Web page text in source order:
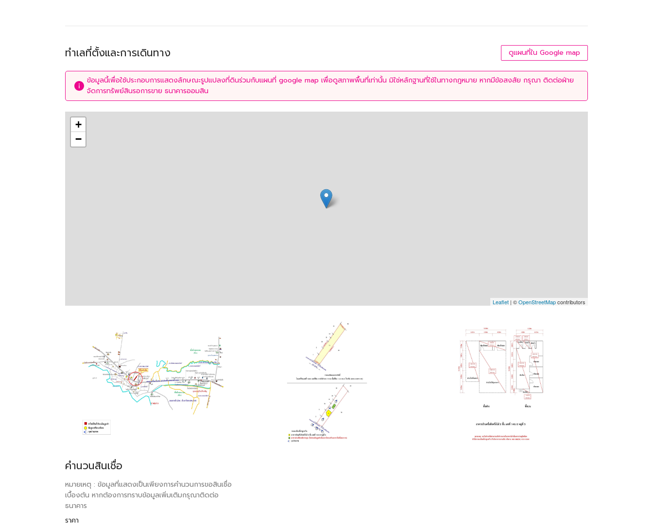
ทำเลที่ตั้งและการเดินทาง ดูแผนที่ใน Google map
ข้อมูลนี้เพื่อใช้ประกอบการแสดงลักษณะรูปแปลงที่ดินร่วมกับแผนที่ google map เพื่อดูสภาพพื้นที่เท่านั้น มิใช่หลักฐานที่ใช้ในทางกฎหมาย หากมีข้อสงสัย กรุณา ติดต่อฝ่าย
จัดการทรัพย์สินรอการขาย ธนาคารออมสิน
+
−
Leaflet| ©OpenStreetMapcontributors
คำนวนสินเชื่อ
หมายเหตุ : ข้อมูลที่แสดงเป็นเพียงการคำนวนการขอสินเชื่อ
เบื้องต้น หากต้องการทราบข้อมูลเพิ่มเติมกรุณาติดต่อ
ธนาคาร
ราคา